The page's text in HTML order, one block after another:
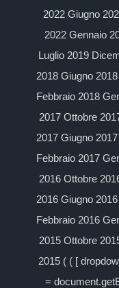
2022 Giugno
2022 Gennaio
Luglio 2019
2018 Giugno
Febbraio 2018
2017 Ottobre
2017 Giugno
Febbraio 2017
2016 Ottobre
2016 Giugno
Febbraio 2016
2015 Ottobre
2015 ( ( [
=